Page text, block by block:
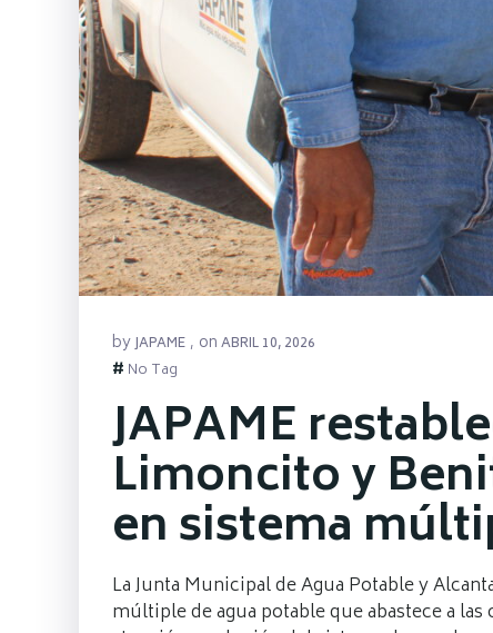
byJAPAME , onABRIL 10, 2026
# No Tag
JAPAME
Limoncito y
en sistema
La Junta Municipal de Agua Potable y
múltiple de agua potable que abastece a